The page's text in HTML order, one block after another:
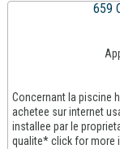
659
Concernant la piscine
achetee sur internet
installee par le
qualite* click for more